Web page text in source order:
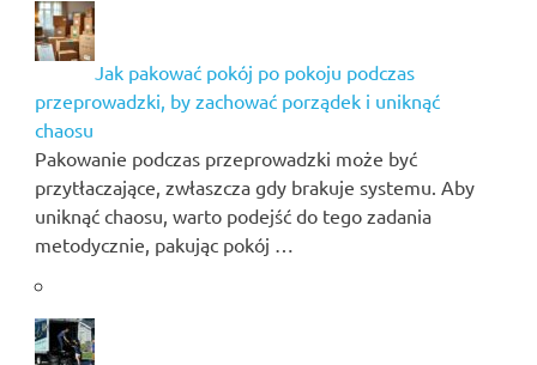
Jak pakować pokój po pokoju podczas
przeprowadzki, by zachować porządek i uniknąć
chaosu
Pakowanie podczas przeprowadzki może być
przytłaczające, zwłaszcza gdy brakuje systemu. Aby
uniknąć chaosu, warto podejść do tego zadania
metodycznie, pakując pokój …